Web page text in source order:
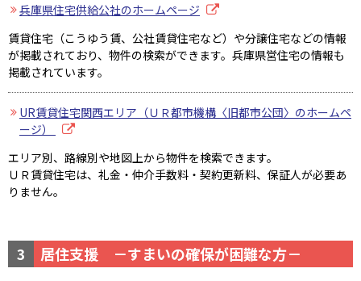
兵庫県住宅供給公社のホームページ
賃貸住宅（こうゆう賃、公社賃貸住宅など）や分譲住宅などの情報
が掲載されており、物件の検索ができます。兵庫県営住宅の情報も
掲載されています。
UR賃貸住宅関西エリア（ＵＲ都市機構〈旧都市公団〉のホームペ
ージ）
エリア別、路線別や地図上から物件を検索できます。
ＵＲ賃貸住宅は、礼金・仲介手数料・契約更新料、保証人が必要あ
りません。
3 居住支援 －すまいの確保が困難な方－